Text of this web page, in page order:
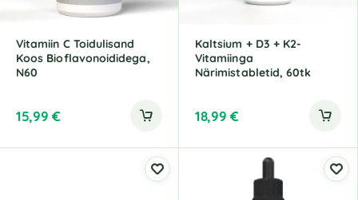
Vitamiin C Toidulisand
Koos Bioflavonoididega,
N60
15,99 €
Kaltsium + D3 + K2-
Vitamiinga
Närimistabletid, 60tk
18,99 €